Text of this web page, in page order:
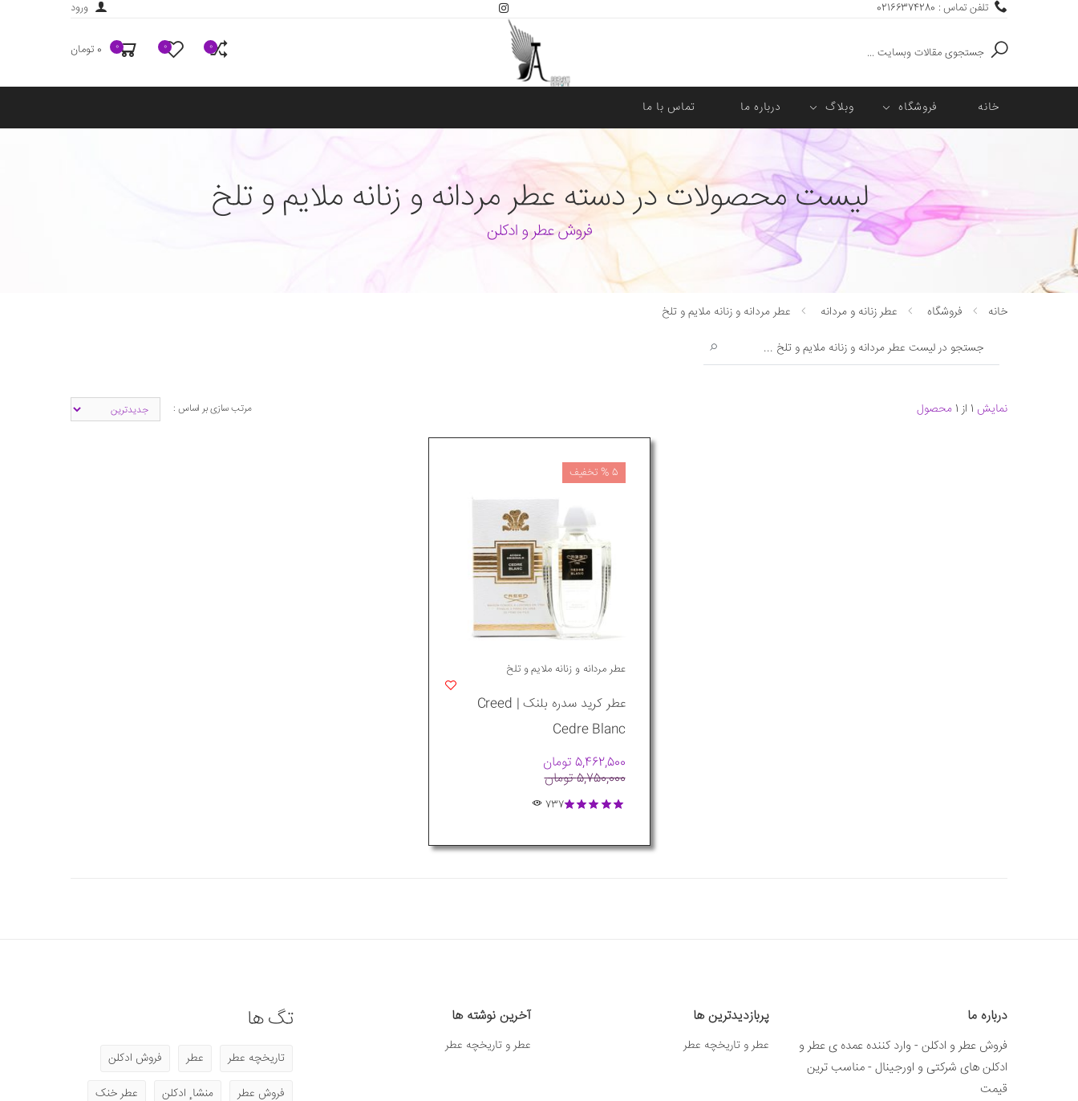
تلفن تماس : 02166374280 ورود
جستجو 0
0
0 0 تومان
خانه فروشگاه وبلاگ درباره ما تماس با ما
لیست محصولات در دسته عطر مردانه و زنانه ملایم و تلخ
فروش عطر و ادکلن
خانه فروشگاه عطر زنانه و مردانه عطر مردانه و زنانه ملایم و تلخ
نمایش 1 از 1 محصول مرتب سازی بر اساس :
5 % تخفیف
عطر مردانه و زنانه ملایم و تلخ
عطر کرید سدره بلنک | Creed
Cedre Blanc
5,462,500 تومان
5,750,000 تومان
737
درباره ما
فروش عطر و ادکلن - وارد کننده عمده ی عطر و
ادکلن های شرکتی و اورجینال - مناسب ترین
قیمت
پربازدیدترین ها
عطر و تاریخچه عطر
آخرین نوشته ها
عطر و تاریخچه عطر
تگ ها
تاریخچه عطر عطر
فروش ادکلن
فروش عطر
منشا ٕ ادکلن
عطر خنک